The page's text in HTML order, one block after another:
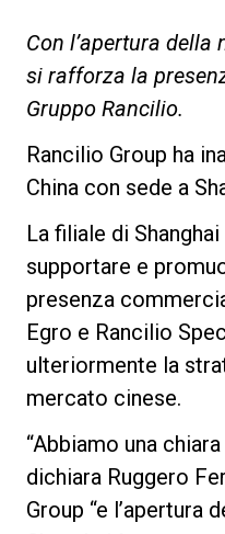
Con l’apertura
si rafforza la
Gruppo Rancilio.
Rancilio Group ha
China con sede a
La filiale di
supportare e
presenza
Egro e Rancilio
ulteriormente la
mercato cinese.
“Abbiamo una
dichiara Ruggero
Group “e l’apertura
La nostra storia
I nostri Lab
Sostenibilità
Connect
Contattaci
Privacy Policy